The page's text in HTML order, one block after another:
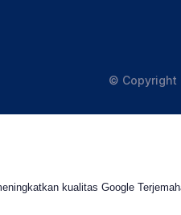
© Copyright
kualitas Google